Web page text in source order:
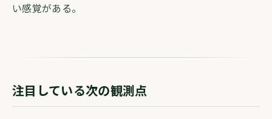
い感覚がある。
注目している次の観測点